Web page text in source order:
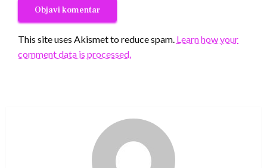
This site uses Akismet to reduce spam. Learn how your
comment data is processed.